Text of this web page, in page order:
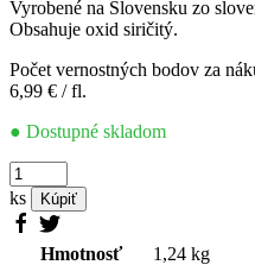
Vyrobené na Slovensku zo
Obsahuje oxid siričitý.
Počet vernostných bodov za
6,99 € / fl.
● Dostupné skladom
množstvo
Veltlínske
zelené
2024
ks Kúpiť
Hmotnosť 1,24 kg